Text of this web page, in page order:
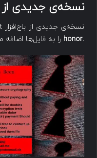
نسخه‌ی جدیدی از
نسخه‌ی جدیدی از باج‌افزار VoidCrypt مشاهده شده که پسوند
.honor
را به فایل‌ها اضافه